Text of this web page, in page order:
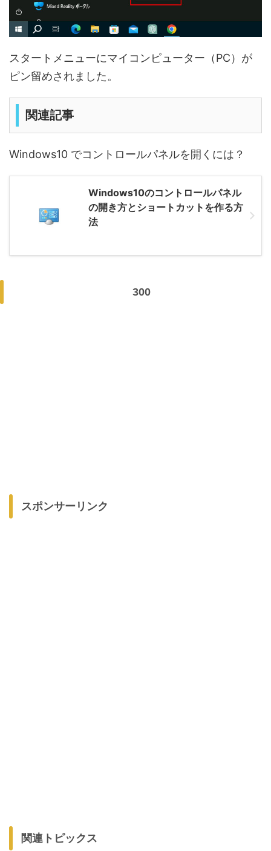
スタートメニューにマイコンピューター（PC）が
ピン留めされました。
関連記事
Windows10 でコントロールパネルを開くには？
Windows10のコントロールパネル
の開き方とショートカットを作る方
法
300
スポンサーリンク
関連トピックス